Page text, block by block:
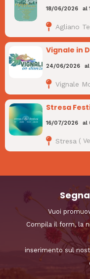
18/06/2026 al
Agliano
Vignale in
24/06/2026 al
Vignale
Stresa
16/07/2026 al
Stresa (
Vuoi
Compila il form, la
inserimento sul